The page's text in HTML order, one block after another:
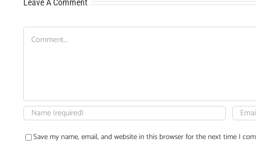
Leave A Comment
Comment
Save my name, email, and website in this browser for the next time I